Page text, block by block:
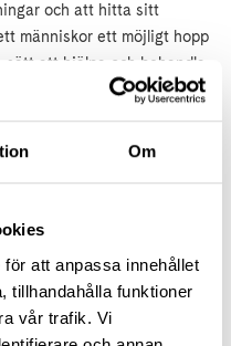
Om
att anpassa innehållet
tillhandahålla funktioner
vår trafik. Vi
och att hitta sitt
människor ett möjligt hopp
att hjälpa och behandla
ska genomgå operation och